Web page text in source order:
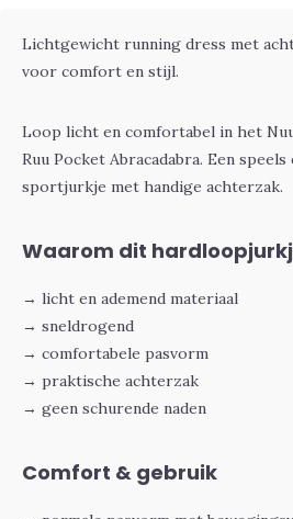
Lichtgewicht running dress met
voor comfort en stijl.
Loop licht en comfortabel in het
Ruu Pocket Abracadabra. Een
sportjurkje met handige achterzak.
Waarom dit
→ licht en ademend materiaal
→ sneldrogend
→ comfortabele pasvorm
→ praktische achterzak
→ geen schurende naden
Comfort & gebruik